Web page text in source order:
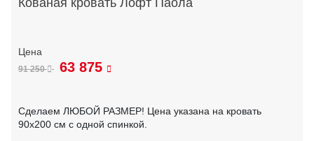
91 250 63 875
Сделаем ЛЮБОЙ РАЗМЕР! Цена указана на кровать
90х200 см с одной спинкой.